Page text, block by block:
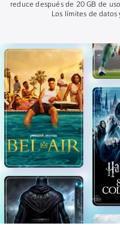
reduce después de 20 GB de
Los límites de datos